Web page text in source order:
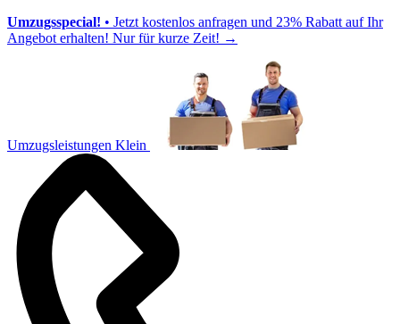
Umzugsspecial! • Jetzt kostenlos anfragen und 23% Rabatt auf Ihr
Angebot erhalten! Nur für kurze Zeit! →
Umzugsleistungen Klein